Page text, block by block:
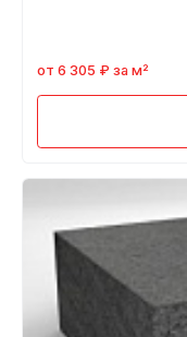
от 6 305 ₽ за м²